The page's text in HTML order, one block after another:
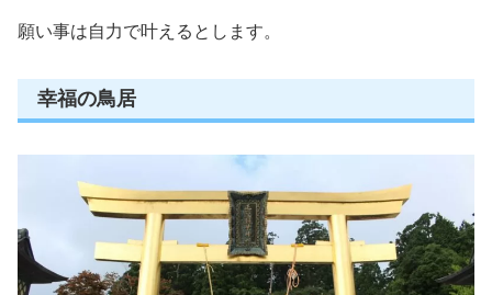
願い事は自力で叶えるとします。
幸福の鳥居